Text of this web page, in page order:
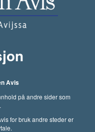
Avis
på andre sider som
for bruk andre steder er